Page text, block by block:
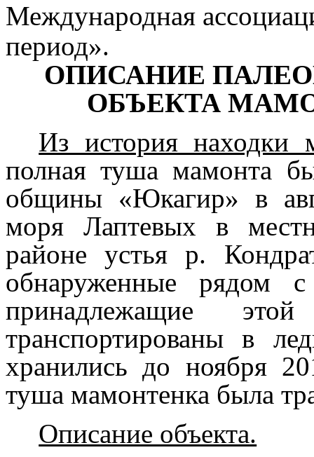
Международная
период».
ОПИСАНИЕ
ОБЪЕКТА
Из история находки
полная туша мамонта
общины «Юкагир» в
моря Лаптевых в
районе устья р.
обнаруженные рядом
принадлежащие
транспортированы в
хранились до ноября
туша мамонтенка была
Описание объекта.